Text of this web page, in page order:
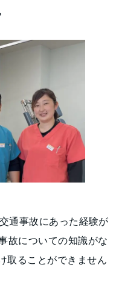
通事故にあった経験が
故についての知識がな
取ることができません